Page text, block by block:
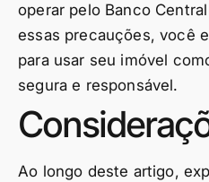
operar pelo Banco
essas precauções, você
para usar seu imóvel
segura e responsável.
Ao longo deste artigo,